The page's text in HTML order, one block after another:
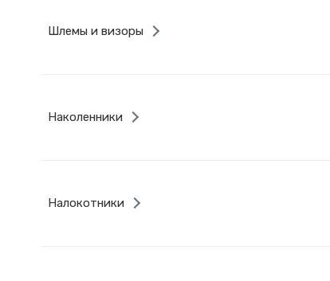
Шлемы и визоры
Наколенники
Налокотники